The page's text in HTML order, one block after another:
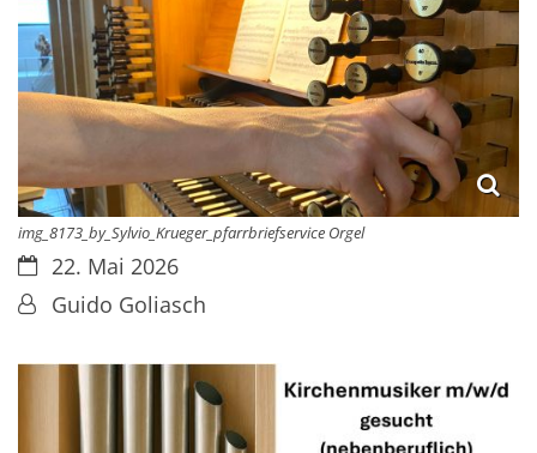
img_8173_by_Sylvio_Krueger_pfarrbriefservice Orgel
Datum:22. Mai 2026
Von:Guido Goliasch